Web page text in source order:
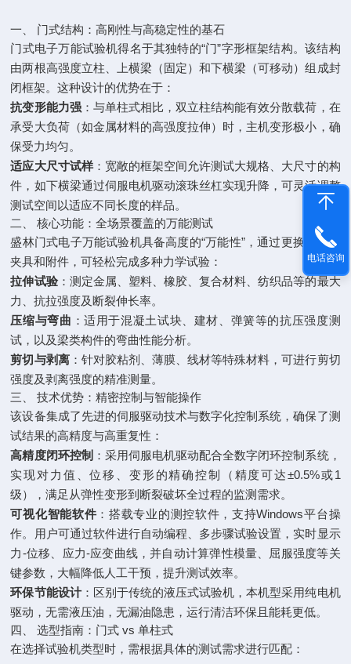
一、 门式结构：高刚性与高稳定性的基石
门式电子万能试验机得名于其独特的“门”字形框架结构。该结构
由两根高强度立柱、上横梁（固定）和下横梁（可移动）组成封
闭框架。这种设计的优势在于：
抗变形能力强：与单柱式相比，双立柱结构能有效分散载荷，在
承受大负荷（如金属材料的高强度拉伸）时，主机变形极小，确
保受力均匀。
适应大尺寸试样：宽敞的框架空间允许测试大规格、大尺寸的构
件，如下横梁通过伺服电机驱动滚珠丝杠实现升降，可灵活调整
测试空间以适应不同长度的样品。
二、 核心功能：全场景覆盖的万能测试
盛林门式电子万能试验机具备高度的“万能性”，通过更换不同的
夹具和附件，可轻松完成多种力学试验：
拉伸试验：测定金属、塑料、橡胶、复合材料、纺织品等的最大
力、抗拉强度及断裂伸长率。
压缩与弯曲 ：适用于混凝土试块、建材、弹簧等的抗压强度测
试，以及梁类构件的弯曲性能分析。
剪切与剥离：针对胶粘剂、薄膜、线材等特殊材料，可进行剪切
强度及剥离强度的精准测量。
三、 技术优势：精密控制与智能操作
该设备集成了先进的伺服驱动技术与数字化控制系统，确保了测
试结果的高精度与高重复性：
高精度闭环控制 ：采用伺服电机驱动配合全数字闭环控制系统，
实现对力值、位移、变形的精确控制（精度可达±0.5%或1
级），满足从弹性变形到断裂破坏全过程的监测需求。
可视化智能软件 ：搭载专业的测控软件，支持Windows平台操
作。用户可通过软件进行自动编程、多步骤试验设置，实时显示
力-位移、应力-应变曲线，并自动计算弹性模量、屈服强度等关
键参数，大幅降低人工干预，提升测试效率。
环保节能设计：区别于传统的液压式试验机，本机型采用纯电机
驱动，无需液压油，无漏油隐患，运行清洁环保且能耗更低。
四、 选型指南：门式 vs 单柱式
在选择试验机类型时，需根据具体的测试需求进行匹配：
电话咨询